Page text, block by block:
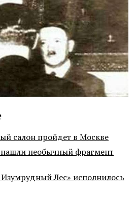
салон пройдет в Москве
необычный фрагмент
Лес» исполнилось